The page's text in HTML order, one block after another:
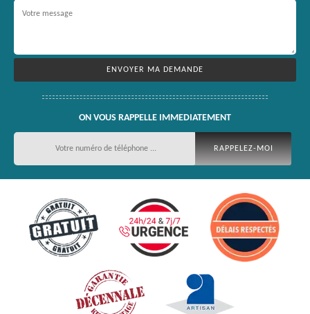
ON VOUS RAPPELLE IMMEDIATEMENT